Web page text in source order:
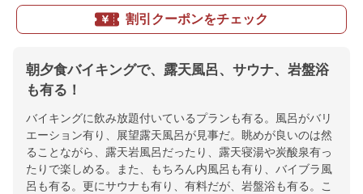
割引クーポンをチェック
朝夕食バイキングで、露天風呂、サウナ、岩盤浴
も有る！
バイキングに飲み放題付いているプランも有る。風呂がバリ
エーション有り、展望露天風呂が見事だ。眺めが良いのは然
ることながら、露天岩風呂だったり、露天寝湯や炭酸泉有っ
たりで楽しめる。また、もちろん内風呂も有り、バイブラ風
呂も有る。更にサウナも有り、有料だが、岩盤浴も有る。こ